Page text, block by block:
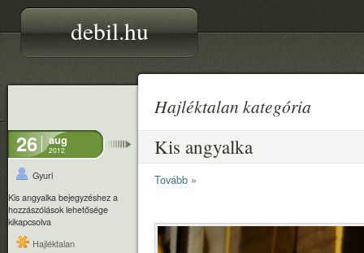
debil.hu
Hajléktalan kategória
26 aug
2012
Gyuri
Kis angyalka bejegyzéshez a
hozzászólások lehetősége
kikapcsolva
Hajléktalan
Kis angyalka
Tovább »